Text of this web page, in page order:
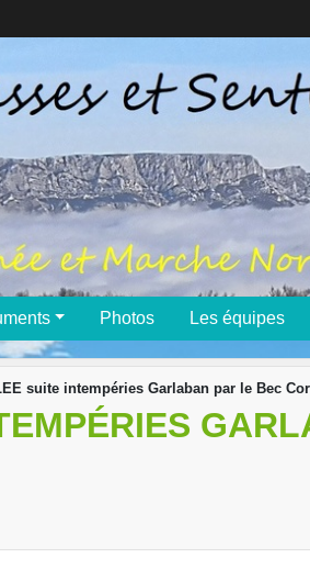
Photos Les équipes
suite intempéries Garlaban par le Bec